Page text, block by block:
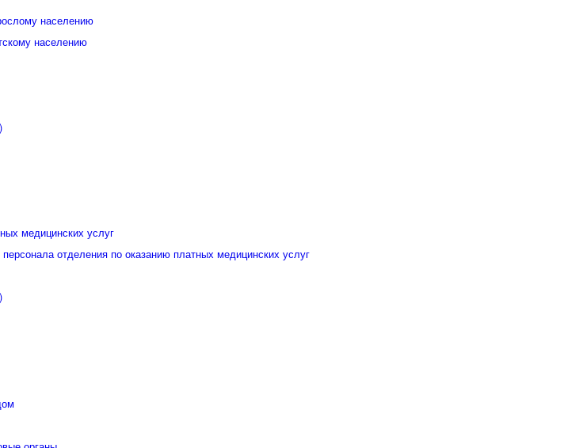
населению
населению
медицинских услуг
отделения по оказанию платных медицинских услуг